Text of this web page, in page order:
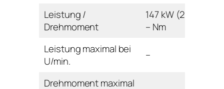
Leistung /
Drehmoment
147 kW (200 PS) /
– Nm
Leistung maximal bei
U/min.
–
Drehmoment maximal